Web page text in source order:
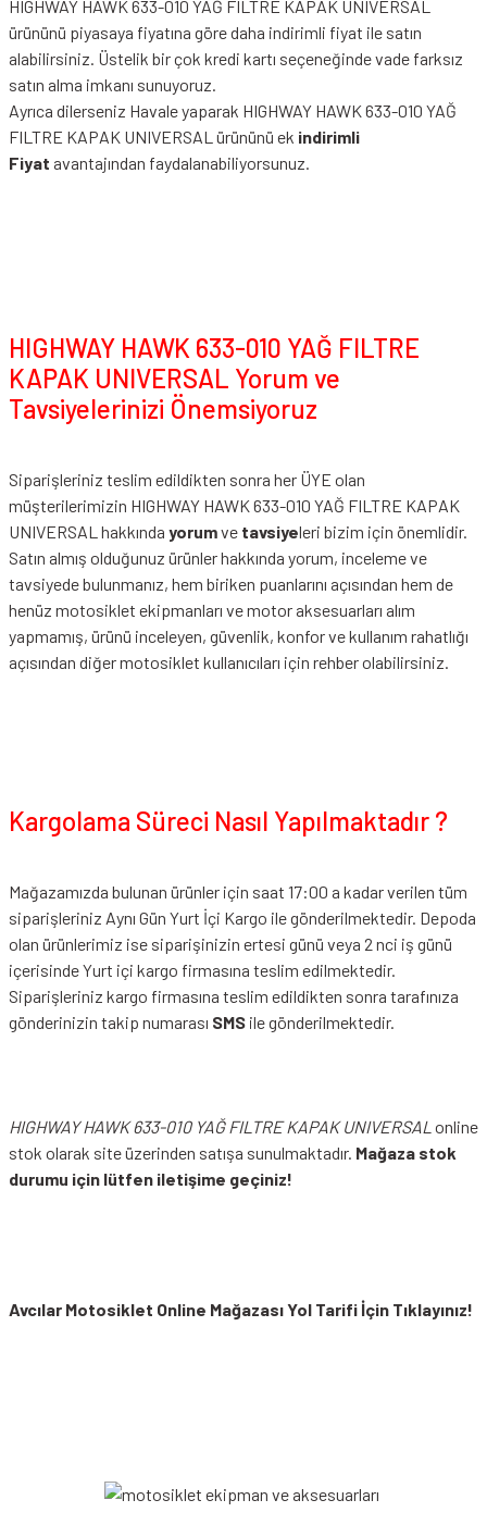
HIGHWAY HAWK 633-010 YAĞ FILTRE KAPAK UNIVERSAL
ürününü piyasaya fiyatına göre daha indirimli fiyat ile satın
alabilirsiniz. Üstelik bir çok kredi kartı seçeneğinde vade farksız
satın alma imkanı sunuyoruz.
Ayrıca dilerseniz Havale yaparak HIGHWAY HAWK 633-010 YAĞ
FILTRE KAPAK UNIVERSAL ürününü ek indirimli
Fiyat avantajından faydalanabiliyorsunuz.
HIGHWAY HAWK 633-010 YAĞ FILTRE
KAPAK UNIVERSAL Yorum ve
Tavsiyelerinizi Önemsiyoruz
Siparişleriniz teslim edildikten sonra her ÜYE olan
müşterilerimizin HIGHWAY HAWK 633-010 YAĞ FILTRE KAPAK
UNIVERSAL hakkında yorumve tavsiyeleri bizim için önemlidir.
Satın almış olduğunuz ürünler hakkında yorum, inceleme ve
tavsiyede bulunmanız, hem biriken puanlarını açısından hem de
henüz motosiklet ekipmanları ve motor aksesuarları alım
yapmamış, ürünü inceleyen, güvenlik, konfor ve kullanım rahatlığı
açısından diğer motosiklet kullanıcıları için rehber olabilirsiniz.
Kargolama Süreci Nasıl Yapılmaktadır ?
Mağazamızda bulunan ürünler için saat 17:00 a kadar verilen tüm
siparişleriniz Aynı Gün Yurt İçi Kargo ile gönderilmektedir. Depoda
olan ürünlerimiz ise siparişinizin ertesi günü veya 2 nci iş günü
içerisinde Yurt içi kargo firmasına teslim edilmektedir.
Siparişleriniz kargo firmasına teslim edildikten sonra tarafınıza
gönderinizin takip numarası SMS ile gönderilmektedir.
HIGHWAY HAWK 633-010 YAĞ FILTRE KAPAK UNIVERSAL online
stok olarak site üzerinden satışa sunulmaktadır. Mağaza stok
durumu için lütfen iletişime geçiniz!
Avcılar Motosiklet Online Mağazası Yol Tarifi İçin Tıklayınız!